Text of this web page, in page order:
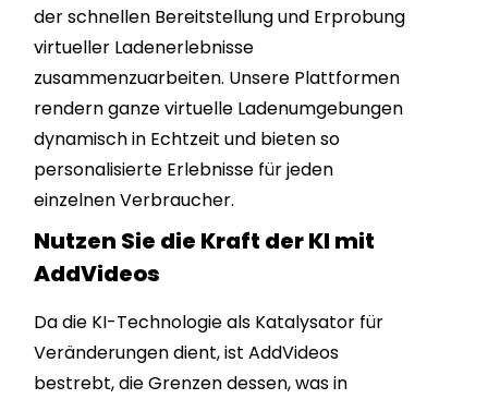
der schnellen Bereitstellung und Erprobung
virtueller Ladenerlebnisse
zusammenzuarbeiten. Unsere Plattformen
rendern ganze virtuelle Ladenumgebungen
dynamisch in Echtzeit und bieten so
personalisierte Erlebnisse für jeden
einzelnen Verbraucher.
Nutzen Sie die Kraft der KI mit
AddVideos
Da die KI-Technologie als Katalysator für
Veränderungen dient, ist AddVideos
bestrebt, die Grenzen dessen, was in